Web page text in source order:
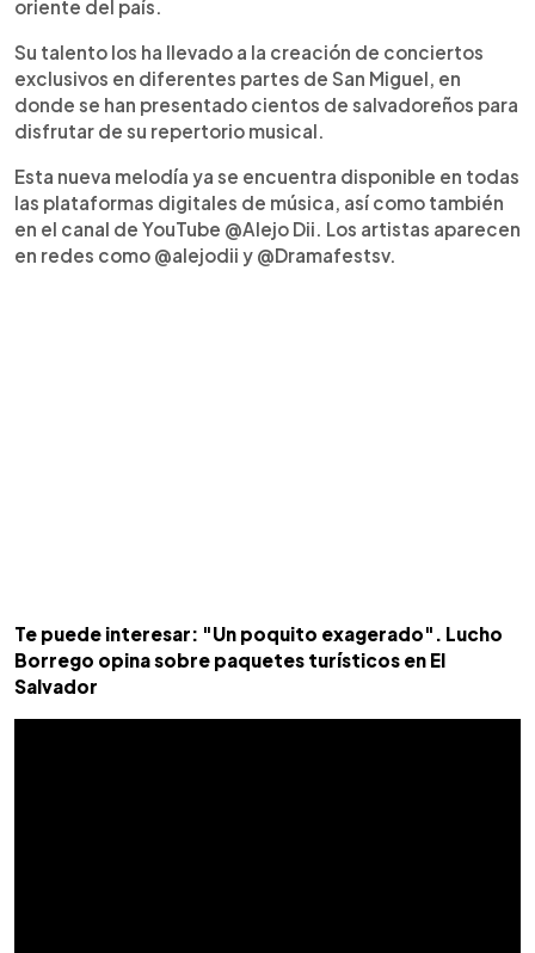
oriente del país.
Su talento los ha llevado a la creación de conciertos
exclusivos en diferentes partes de San Miguel, en
donde se han presentado cientos de salvadoreños para
disfrutar de su repertorio musical.
Esta nueva melodía ya se encuentra disponible en todas
las plataformas digitales de música, así como también
en el canal de YouTube @Alejo Dii. Los artistas aparecen
en redes como @alejodii y @Dramafestsv.
Te puede interesar: "Un poquito exagerado". Lucho
Borrego opina sobre paquetes turísticos en El
Salvador